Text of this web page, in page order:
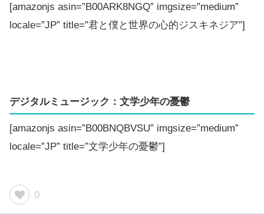
[amazonjs asin=”B00ARK8NGQ” imgsize=”medium”
locale=”JP” title=”君と僕と世界の心的ジスキネジア”]
デジタルミュージック：文学少年の憂鬱
[amazonjs asin=”B00BNQBVSU” imgsize=”medium”
locale=”JP” title=”文学少年の憂鬱”]
0